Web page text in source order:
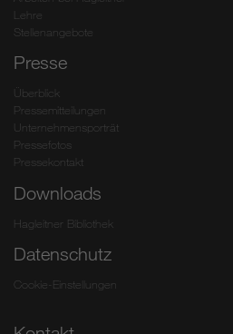
Lehre
Stellenangebote
Presse
Überblick
Pressemitteilungen
Unternehmensporträt
Pressefotos
Pressekontakt
Downloads
Hagleitner Bibliothek
Datenschutz
Cookie-Einstellungen